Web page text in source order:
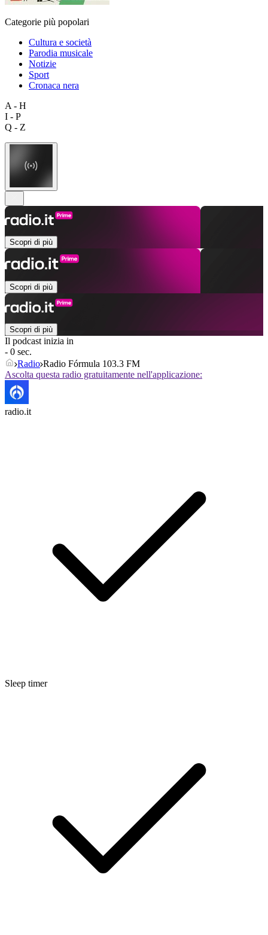
Categorie più popolari
Cultura e società
Parodia musicale
Notizie
Sport
Cronaca nera
A - H
I - P
Q - Z
Scopri di più
Scopri di più
Scopri di più
Il podcast inizia in
- 0 sec.
Radio Radio Fórmula 103.3 FM
Ascolta questa radio gratuitamente nell'applicazione:
radio.it
Sleep timer